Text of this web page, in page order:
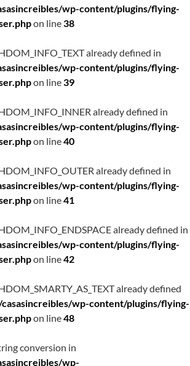
wp-content/plugins/flying-
on line38
already defined in
wp-content/plugins/flying-
on line39
already defined in
wp-content/plugins/flying-
on line40
already defined in
wp-content/plugins/flying-
on line41
already defined in
wp-content/plugins/flying-
on line42
already defined
wp-content/plugins/flying-
on line48
conversion in
wp-